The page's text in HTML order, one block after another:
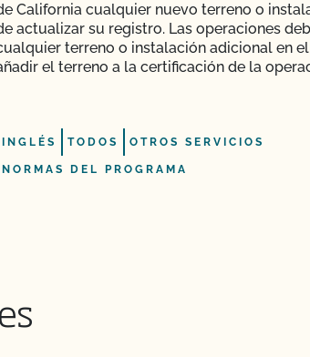
California cualquier nuevo terreno o
actualizar su registro. Las operaciones
terreno o instalación adicional en el
el terreno a la certificación de la
INGLÉS TODOS OTROS SERVICIOS
NORMAS DEL PROGRAMA